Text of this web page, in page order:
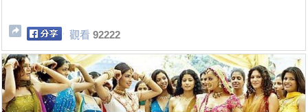
觀看 92222